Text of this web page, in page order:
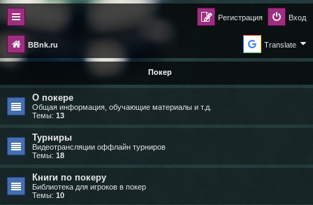
Вход
Регистрация
BBnk.ru Translate
Покер
О покере
Общая информация, обучающие материалы и т.д.
Темы: 13
Турниры
Видеотрансляции оффлайн турниров
Темы: 18
Книги по покеру
Библиотека для игроков в покер
Темы: 10